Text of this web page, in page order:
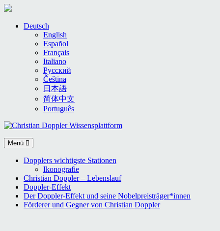
Deutsch
English
Español
Français
Italiano
Русский
Čeština
日本語
简体中文
Português
Menü
Dopplers wichtigste Stationen
Ikonografie
Christian Doppler – Lebenslauf
Doppler-Effekt
Der Doppler-Effekt und seine Nobelpreisträger*innen
Förderer und Gegner von Christian Doppler